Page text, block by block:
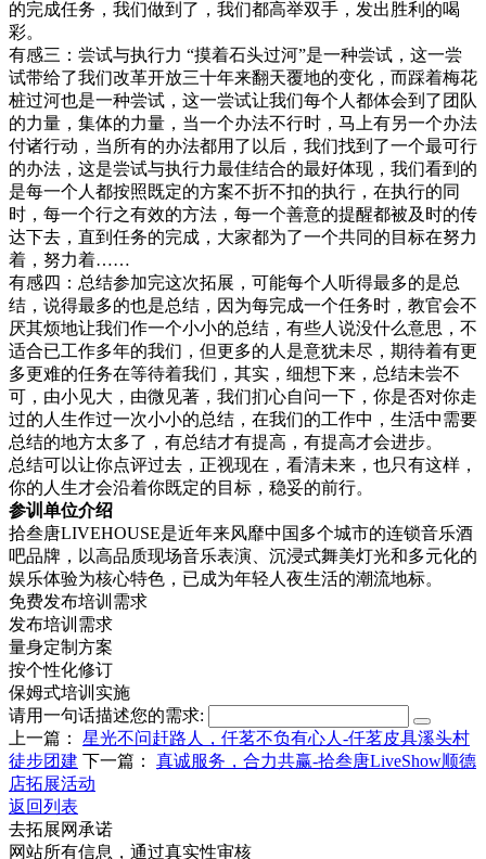
的完成任务，我们做到了，我们都高举双手，发出胜利的喝
彩。
有感三：尝试与执行力 “摸着石头过河”是一种尝试，这一尝
试带给了我们改革开放三十年来翻天覆地的变化，而踩着梅花
桩过河也是一种尝试，这一尝试让我们每个人都体会到了团队
的力量，集体的力量，当一个办法不行时，马上有另一个办法
付诸行动，当所有的办法都用了以后，我们找到了一个最可行
的办法，这是尝试与执行力最佳结合的最好体现，我们看到的
是每一个人都按照既定的方案不折不扣的执行，在执行的同
时，每一个行之有效的方法，每一个善意的提醒都被及时的传
达下去，直到任务的完成，大家都为了一个共同的目标在努力
着，努力着……
有感四：总结参加完这次拓展，可能每个人听得最多的是总
结，说得最多的也是总结，因为每完成一个任务时，教官会不
厌其烦地让我们作一个小小的总结，有些人说没什么意思，不
适合已工作多年的我们，但更多的人是意犹未尽，期待着有更
多更难的任务在等待着我们，其实，细想下来，总结未尝不
可，由小见大，由微见著，我们扪心自问一下，你是否对你走
过的人生作过一次小小的总结，在我们的工作中，生活中需要
总结的地方太多了，有总结才有提高，有提高才会进步。
总结可以让你点评过去，正视现在，看清未来，也只有这样，
你的人生才会沿着你既定的目标，稳妥的前行。
参训单位介绍
拾叁唐LIVEHOUSE是近年来风靡中国多个城市的连锁音乐酒
吧品牌，以‌高品质现场音乐表演‌、‌沉浸式舞美灯光‌和‌多元化的
娱乐体验‌为核心特色，已成为年轻人夜生活的潮流地标。
免费发布培训需求
发布培训需求
量身定制方案
按个性化修订
保姆式培训实施
请用一句话描述您的需求:
上一篇： 星光不问赶路人，仟茗不负有心人-仟茗皮具溪头村
徒步团建 下一篇： 真诚服务，合力共赢-拾叁唐LiveShow顺德
店拓展活动
返回列表
去拓展网承诺
网站所有信息，通过真实性审核